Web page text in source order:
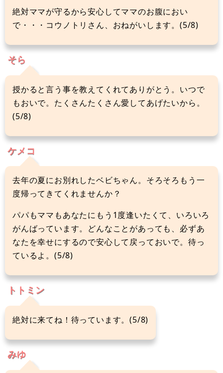
絶対ママが守るから安心してママのお腹におい
で・・・コウノトリさん、おねがいします。(5/8)
そら
授かると言う事を教えてくれてありがとう。いつで
もおいで。たくさんたくさん愛してあげたいから。
(5/8)
ケメコ
去年の夏にお別れしたベビちゃん。そろそろもう一
度帰ってきてくれませんか？
パパもママもあなたにもう1度逢いたくて、いろいろ
がんばっています。どんなことがあっても、必ずあ
なたを幸せにするので安心して戻っておいで。待っ
ているよ。(5/8)
トトミン
絶対に来てね！待っています。(5/8)
みゆ